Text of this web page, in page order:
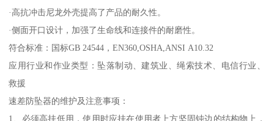
·高抗冲击尼龙外壳提高了产品的耐久性。
·侧面开口设计，加强了生命线和连接件的耐磨性。
符合标准：国标GB 24544，EN360,OSHA,ANSI A10.32
应用行业和作业类型：坠落制动、建筑业、绳索技术、电信行业、
救援
速差防坠器的维护及注意事项：
1、必须高挂低用，使用时应挂在使用者上方坚固钝边的结构物上，